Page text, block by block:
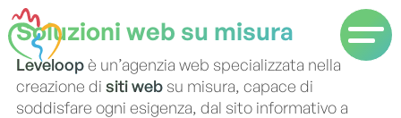
Soluzioni web su misura
Leveloopè un’agenzia web specializzata nella
creazione di siti web su misura, capace di
soddisfare ogni esigenza, dal sito informativo a